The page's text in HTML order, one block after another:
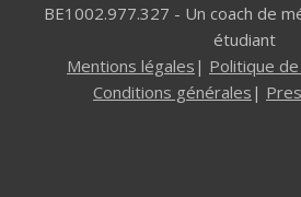
BE1002.977.327 - Un coach de
étudiant
Mentions légales | Politique
Conditions générales |